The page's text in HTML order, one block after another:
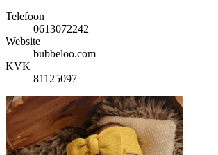
Telefoon
0613072242
Website
bubbeloo.com
KVK
81125097